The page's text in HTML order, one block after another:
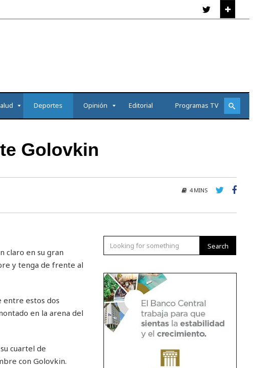
Deportes Opinión Editorial Programas TV
Golovkin
4 MINS
claro en su gran
y tenga de frente al
entre estos dos
en la arena del
cuartel de
con Golovkin.
Search